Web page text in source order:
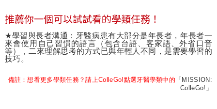
推薦你一個可以試試看的學類任務！
★學習與長者溝通：牙醫病患有大部分是年長者，年長者一
來會使用自己習慣的語言（包含台語、客家語、外省口音
等），二來理解思考的方式已與年輕人不同，是需要學習的
技巧。
備註：想看更多學類任務？請上ColleGo!點選牙醫學類中的 「MISSION:
ColleGo! 」